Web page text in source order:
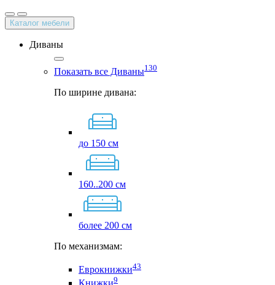
Каталог мебели
Диваны
Показать все Диваны130
По ширине дивана:
до 150 см
160..200 см
более 200 см
По механизмам:
Еврокнижки43
9